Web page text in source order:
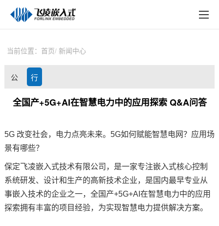
技术与支持
在线文档
方案定制
关于飞凌
天猫商城
淘宝商城
在线购买
当前位置： 首页 新闻中心
公
司
态
行
业
讯
全国产+5G+AI在智慧电力中的应用探索 Q&A问答
5G 改变社会， 电力点亮未来。5G如何赋能智慧电网？应用场
景有哪些？
保定飞凌嵌入式技术有限公司，是一家专注嵌入式核心控制
系统研发、设计和生产的高新技术企业，是国内最早专业从
事嵌入技术的企业之一， 全国产+5G+AI在智慧电力中的应用
探索拥有丰富的项目经验，为实现智慧电力提供解决方案。